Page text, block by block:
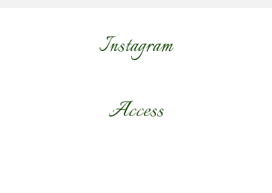
Instagram
Access